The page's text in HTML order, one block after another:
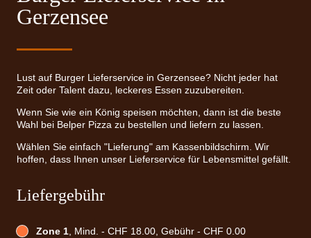
Gerzensee
Lust auf Burger Lieferservice in Gerzensee? Nicht jeder hat
Zeit oder Talent dazu, leckeres Essen zuzubereiten.
Wenn Sie wie ein König speisen möchten, dann ist die beste
Wahl bei Belper Pizza zu bestellen und liefern zu lassen.
Wählen Sie einfach "Lieferung" am Kassenbildschirm. Wir
hoffen, dass Ihnen unser Lieferservice für Lebensmittel gefällt.
Liefergebühr
Zone 1, Mind. - CHF 18.00, Gebühr - CHF 0.00